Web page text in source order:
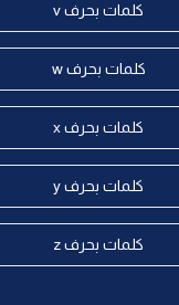
كلمات بحرف v
كلمات بحرف w
كلمات بحرف x
كلمات بحرف y
كلمات بحرف z